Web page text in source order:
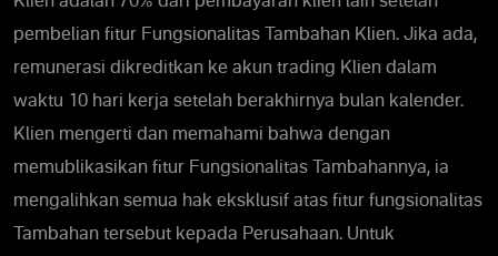
pembelian fitur Fungsionalitas Tambahan Klien. Jika ada,
remunerasi dikreditkan ke akun trading Klien dalam
waktu 10 hari kerja setelah berakhirnya bulan kalender.
Klien mengerti dan memahami bahwa dengan
memublikasikan fitur Fungsionalitas Tambahannya, ia
mengalihkan semua hak eksklusif atas fitur fungsionalitas
Tambahan tersebut kepada Perusahaan. Untuk